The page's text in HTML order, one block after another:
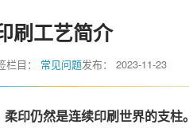
刷工艺简介
栏目： 常见问题发布： 2023-11-23
印仍然是连续印刷世界的支柱。